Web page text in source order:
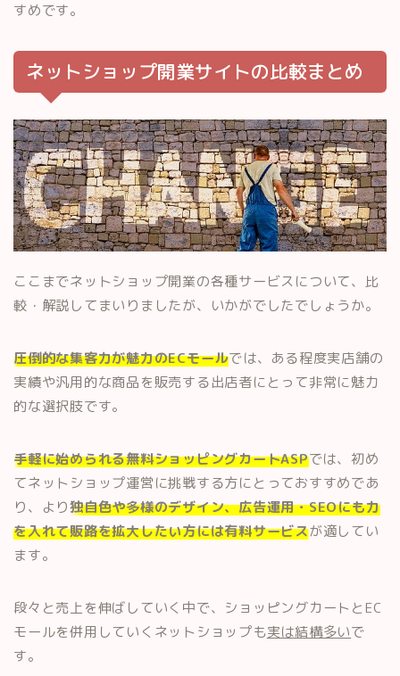
すめです。
ネットショップ開業サイトの比較まとめ
ここまでネットショップ開業の各種サービスについて、比
較・解説してまいりましたが、いかがでしたでしょうか。
圧倒的な集客力が魅力のECモールでは、ある程度実店舗の
実績や汎用的な商品を販売する出店者にとって非常に魅力
的な選択肢です。
手軽に始められる無料ショッピングカートASPでは、初め
てネットショップ運営に挑戦する方にとっておすすめであ
り、より独自色や多様のデザイン、広告運用・SEOにも力
を入れて販路を拡大したい方には有料サービスが適してい
ます。
段々と売上を伸ばしていく中で、ショッピングカートとEC
モールを併用していくネットショップも実は結構多いで
す。